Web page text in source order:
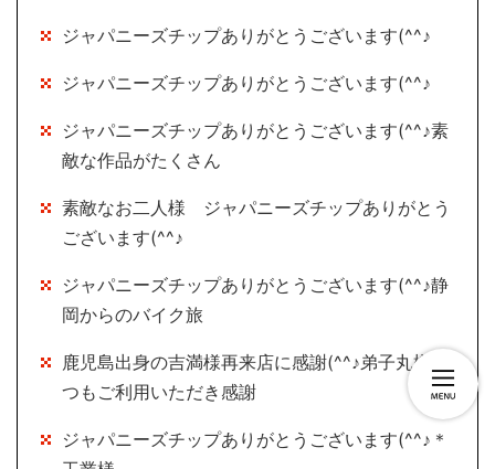
ジャパニーズチップありがとうございます(^^♪
ジャパニーズチップありがとうございます(^^♪
ジャパニーズチップありがとうございます(^^♪素
敵な作品がたくさん
素敵なお二人様 ジャパニーズチップありがとう
ございます(^^♪
ジャパニーズチップありがとうございます(^^♪静
岡からのバイク旅
鹿児島出身の吉満様再来店に感謝(^^♪弟子丸様い
つもご利用いただき感謝
ジャパニーズチップありがとうございます(^^♪＊